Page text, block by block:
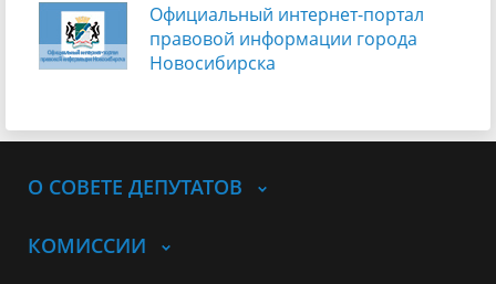
Официальный интернет-портал
правовой информации города
Новосибирска
О СОВЕТЕ ДЕПУТАТОВ
КОМИССИИ